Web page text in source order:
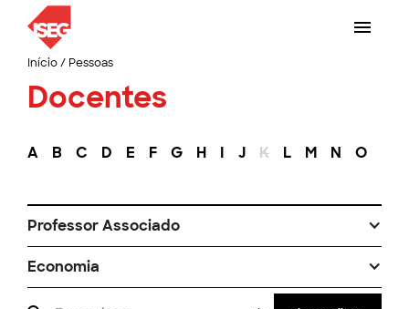
Início/ Pessoas
Docentes
A B C D E F G H I J K L M N O
Professor Associado
Economia